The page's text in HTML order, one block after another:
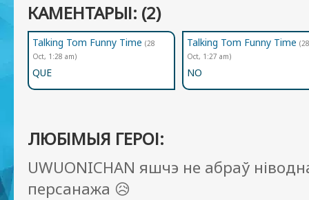
КАМЕНТАРЫІ: (2)
Talking Tom Funny Time (28
Oct, 1:28 am)
QUE
Talking Tom Funny Time (28
Oct, 1:27 am)
NO
ЛЮБІМЫЯ ГЕРОІ:
UWUONICHAN яшчэ не абраў
персанажа 😥